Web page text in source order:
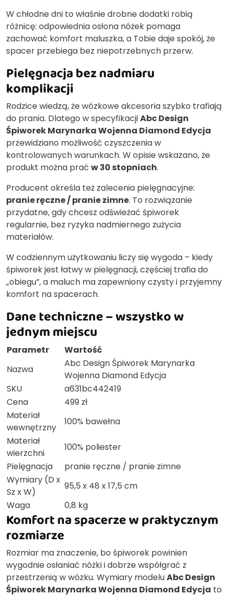
W chłodne dni to właśnie drobne dodatki robią
różnicę: odpowiednia osłona nóżek pomaga
zachować komfort maluszka, a Tobie daje spokój, że
spacer przebiega bez niepotrzebnych przerw.
Pielęgnacja bez nadmiaru
komplikacji
Rodzice wiedzą, że wózkowe akcesoria szybko trafiają
do prania. Dlatego w specyfikacjiAbc Design
Śpiworek Marynarka Wojenna Diamond Edycja
przewidziano możliwość czyszczenia w
kontrolowanych warunkach. W opisie wskazano, że
produkt można prać w 30 stopniach.
Producent określa też zalecenia pielęgnacyjne:
pranie ręczne / pranie zimne. To rozwiązanie
przydatne, gdy chcesz odświeżać śpiworek
regularnie, bez ryzyka nadmiernego zużycia
materiałów.
W codziennym użytkowaniu liczy się wygoda – kiedy
śpiworek jest łatwy w pielęgnacji, częściej trafia do
„obiegu”, a maluch ma zapewniony czysty i przyjemny
komfort na spacerach.
Dane techniczne – wszystko w
jednym miejscu
Parametr
Wartość
Nazwa
Abc Design Śpiworek Marynarka
Wojenna Diamond Edycja
SKU
a631bc442419
Cena
499 zł
Materiał
wewnętrzny
100% bawełna
Materiał
wierzchni
100% poliester
Pielęgnacja
pranie ręczne / pranie zimne
Wymiary (D x
Sz x W)
95,5 x 48 x 17,5 cm
Waga
0,8 kg
Komfort na spacerze w praktycznym
rozmiarze
Rozmiar ma znaczenie, bo śpiworek powinien
wygodnie osłaniać nóżki i dobrze współgrać z
przestrzenią w wózku. Wymiary modeluAbc Design
Śpiworek Marynarka Wojenna Diamond Edycja to